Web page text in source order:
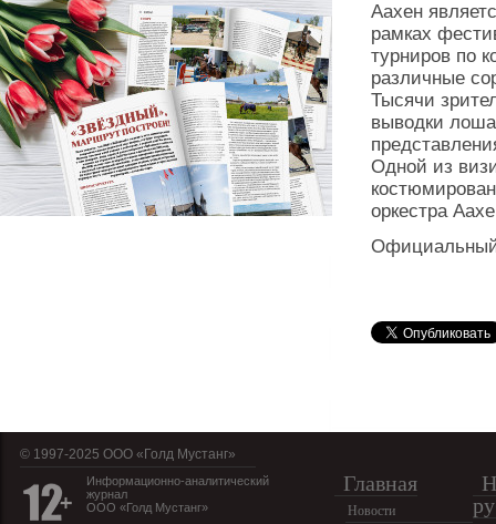
Аахен
рамках
турниров по
различные
Тысячи
выводки
Одной из
оркестра
© 1997-2025 OOO «Голд Мустанг»
Информационно-аналитический
журнал
ООО «Голд Мустанг»
Главная
Новости